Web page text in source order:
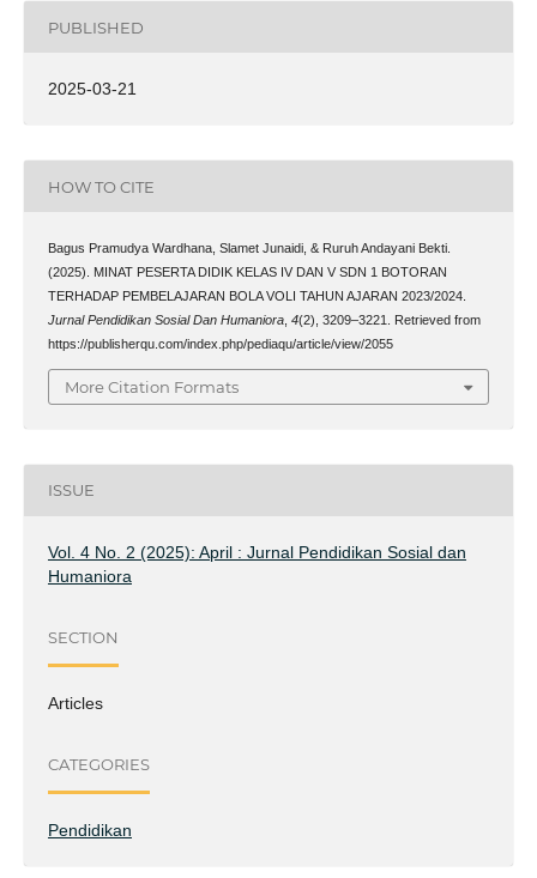
PUBLISHED
2025-03-21
HOW TO CITE
Bagus Pramudya Wardhana, Slamet Junaidi, & Ruruh Andayani Bekti.
(2025). MINAT PESERTA DIDIK KELAS IV DAN V SDN 1 BOTORAN
TERHADAP PEMBELAJARAN BOLA VOLI TAHUN AJARAN 2023/2024.
Jurnal Pendidikan Sosial Dan Humaniora, 4(2), 3209–3221. Retrieved from
https://publisherqu.com/index.php/pediaqu/article/view/2055
More Citation Formats
ISSUE
Vol. 4 No. 2 (2025): April : Jurnal Pendidikan Sosial dan
Humaniora
SECTION
Articles
CATEGORIES
Pendidikan